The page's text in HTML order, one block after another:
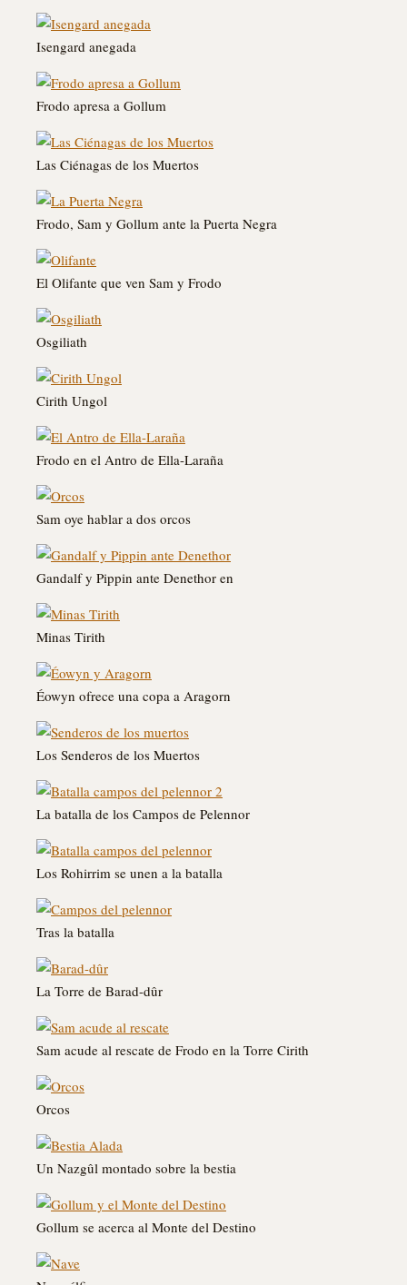
Isengard anegada
Frodo apresa a Gollum
Las Ciénagas de los Muertos
Frodo, Sam y Gollum ante la Puerta Negra
El Olifante que ven Sam y Frodo
Osgiliath
Cirith Ungol
Frodo en el Antro de Ella-Laraña
Sam oye hablar a dos orcos
Gandalf y Pippin ante Denethor en
Minas Tirith
Éowyn ofrece una copa a Aragorn
Los Senderos de los Muertos
La batalla de los Campos de Pelennor
Los Rohirrim se unen a la batalla
Tras la batalla
La Torre de Barad-dûr
Sam acude al rescate de Frodo en la Torre Cirith
Orcos
Un Nazgûl montado sobre la bestia
Gollum se acerca al Monte del Destino